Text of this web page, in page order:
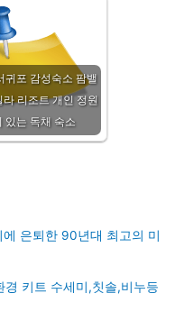
귀포 감성숙소 팜밸
라 리조트 개인 정원
있는 독채 숙소
에 은퇴한 90년대 최고의 미
키트 수세미,칫솔,비누등